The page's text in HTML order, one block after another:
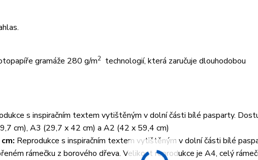
gramáže 280 g/m2 technologií, která zaručuje dlouhodobou
s inspiračním textem vytištěným v dolní části bílé pasparty.
cm), A3 (29,7 x 42 cm) a A2 (42 x 59,4 cm)
Reprodukce s inspiračním textem vytištěným v dolní části bílé
rámečku z borového dřeva. Velikost reprodukce je A4, celý